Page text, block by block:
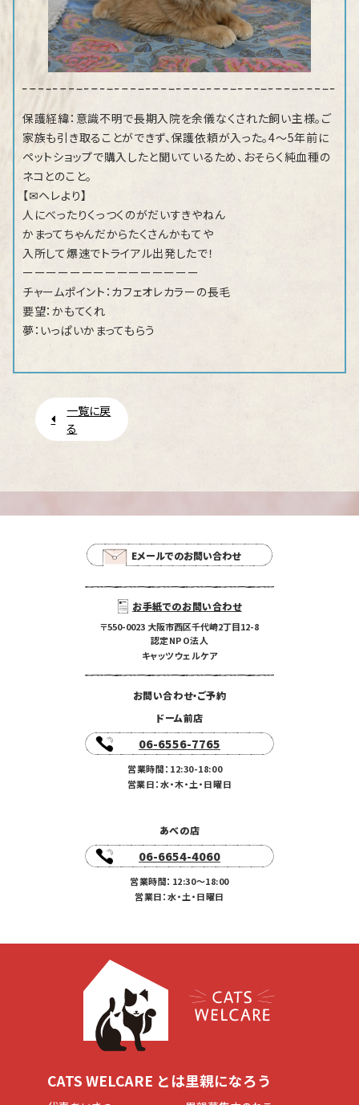
保護経緯：意識不明で長期入院を余儀なくされた飼い主様。ご
家族も引き取ることができず、保護依頼が入った。4～5年前に
ペットショップで購入したと聞いているため、おそらく純血種の
ネコとのこと。
【✉ヘレより】
人にべったりくっつくのがだいすきやねん
かまってちゃんだからたくさんかもてや
入所して爆速でトライアル出発したで！
ーーーーーーーーーーーーーーー
チャームポイント：カフェオレカラーの長毛
要望：かもてくれ
夢：いっぱいかまってもらう
一覧に戻
る
Eメールでのお問い合わせ
お手紙でのお問い合わせ
〒550-0023 大阪市西区千代崎2丁目12-8
認定NPO法人
キャッツウェルケア
お問い合わせ・ご予約
ドーム前店
06-6556-7765
営業時間：12:30-18:00
営業日：水・木・土・日曜日
あべの店
06-6654-4060
営業時間：12:30〜18:00
営業日：水・土・日曜日
CATS WELCARE とは里親になろう